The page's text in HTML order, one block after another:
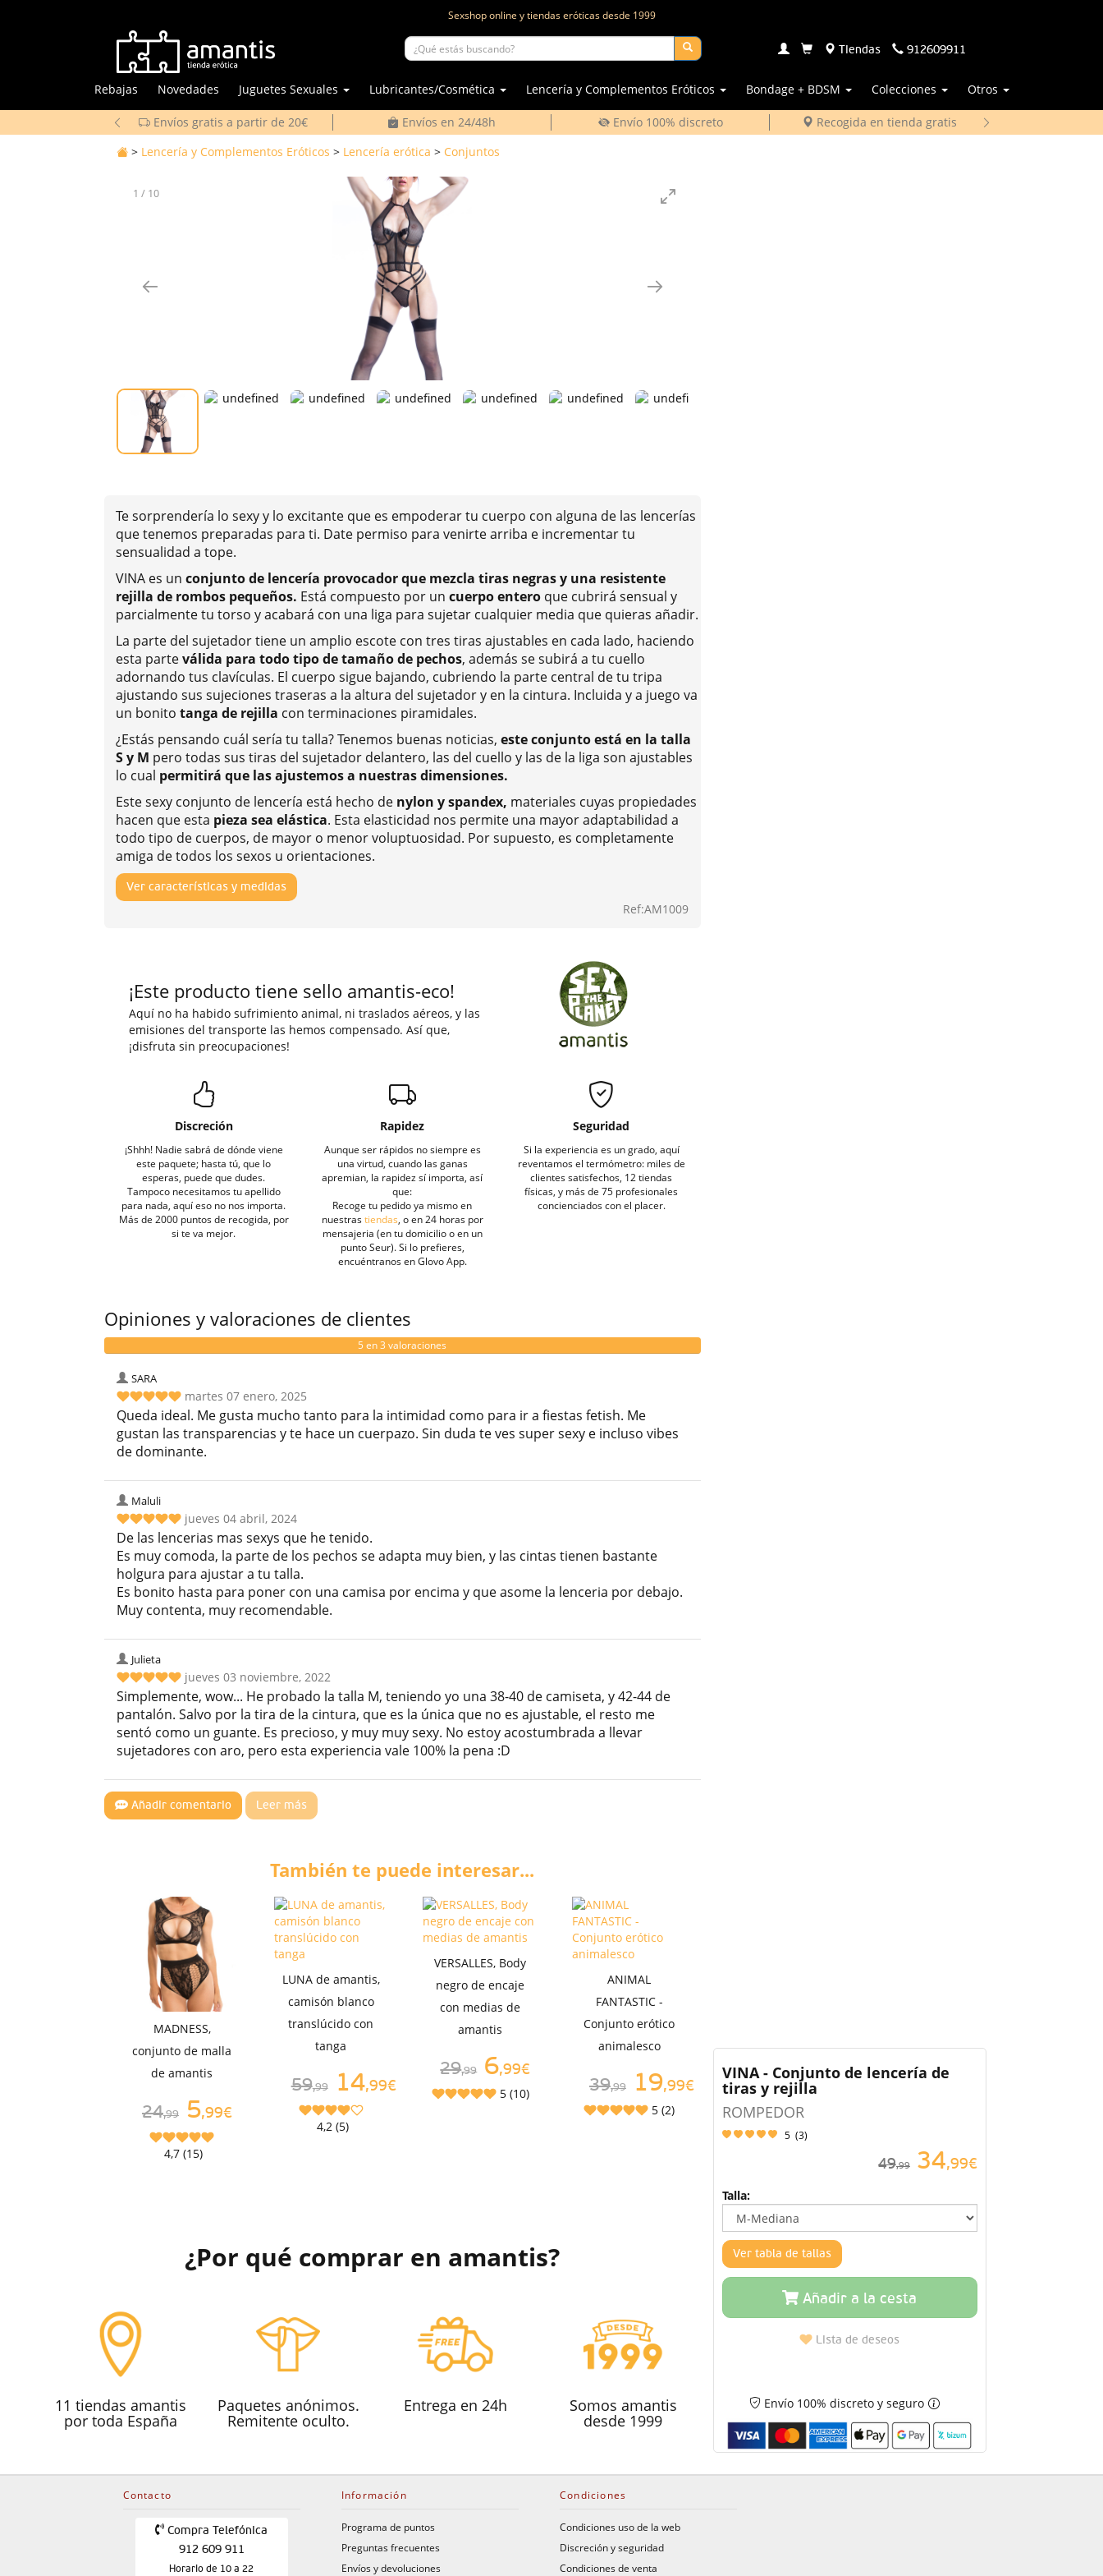
Sexshop online y tiendas eróticas desde 1999
Tiendas 912609911
Rebajas Novedades Juguetes Sexuales Lubricantes/Cosmética Lencería y Complementos Eróticos Bondage + BDSM Colecciones Otros
Envíos gratis a partir de 20€ Envíos en 24/48h Envío 100% discreto
Recogida en tienda gratis
> Lencería y Complementos Eróticos > Lencería erótica > Conjuntos
1 / 10
Te sorprendería lo sexy y lo excitante que es empoderar tu cuerpo con alguna de las lencerías
que tenemos preparadas para ti. Date permiso para venirte arriba e incrementar tu
sensualidad a tope.
VINA es un conjunto de lencería provocador que mezcla tiras negras y una resistente
rejilla de rombos pequeños. Está compuesto por un cuerpo entero que cubrirá sensual y
parcialmente tu torso y acabará con una liga para sujetar cualquier media que quieras añadir.
La parte del sujetador tiene un amplio escote con tres tiras ajustables en cada lado, haciendo
esta parteválida para todo tipo de tamaño de pechos, además se subirá a tu cuello
adornando tus clavículas. El cuerpo sigue bajando, cubriendo la parte central de tu tripa
ajustando sus sujeciones traseras a la altura del sujetador y en la cintura. Incluida y a juego va
un bonito tanga de rejilla con terminaciones piramidales.
¿Estás pensando cuál sería tu talla? Tenemos buenas noticias, este conjunto está en la talla
S y M pero todas sus tiras del sujetador delantero, las del cuello y las de la liga son ajustables
lo cual permitirá que las ajustemos a nuestras dimensiones.
Este sexy conjunto de lencería está hecho de nylon y spandex, materiales cuyas propiedades
hacen que esta pieza sea elástica. Esta elasticidad nos permite una mayor adaptabilidad a
todo tipo de cuerpos, de mayor o menor voluptuosidad. Por supuesto, es completamente
amiga de todos los sexos u orientaciones.
Ver características y medidas
Ref:AM1009
¡Este producto tiene sello amantis-eco!
Aquí no ha habido sufrimiento animal, ni traslados aéreos, y las
emisiones del transporte las hemos compensado. Así que,
¡disfruta sin preocupaciones!
Discreción
¡Shhh! Nadie sabrá de dónde viene
este paquete; hasta tú, que lo
esperas, puede que dudes.
Tampoco necesitamos tu apellido
para nada, aquí eso no nos importa.
Más de 2000 puntos de recogida, por
si te va mejor.
Rapidez
Aunque ser rápidos no siempre es
una virtud, cuando las ganas
apremian, la rapidez sí importa, así
que:
Recoge tu pedido ya mismo en
nuestrastiendas , o en 24 horas por
mensajeria (en tu domicilio o en un
punto Seur). Si lo prefieres,
encuéntranos en Glovo App.
Seguridad
Si la experiencia es un grado, aquí
reventamos el termómetro: miles de
clientes satisfechos, 12 tiendas
físicas, y más de 75 profesionales
concienciados con el placer.
Opiniones y valoraciones de clientes
5 en 3 valoraciones
SARA
martes 07 enero, 2025
Queda ideal. Me gusta mucho tanto para la intimidad como para ir a fiestas fetish. Me
gustan las transparencias y te hace un cuerpazo. Sin duda te ves super sexy e incluso vibes
de dominante.
Maluli
jueves 04 abril, 2024
De las lencerias mas sexys que he tenido.
Es muy comoda, la parte de los pechos se adapta muy bien, y las cintas tienen bastante
holgura para ajustar a tu talla.
Es bonito hasta para poner con una camisa por encima y que asome la lenceria por debajo.
Muy contenta, muy recomendable.
Julieta
jueves 03 noviembre, 2022
Simplemente, wow... He probado la talla M, teniendo yo una 38-40 de camiseta, y 42-44 de
pantalón. Salvo por la tira de la cintura, que es la única que no es ajustable, el resto me
sentó como un guante. Es precioso, y muy muy sexy. No estoy acostumbrada a llevar
sujetadores con aro, pero esta experiencia vale 100% la pena :D
Añadir comentario Leer más
También te puede interesar...
MADNESS,
conjunto de malla
de amantis
24,99 5,99€
4,7 (15)
LUNA de amantis,
camisón blanco
translúcido con
tanga
59,99 14,99€
4,2 (5)
VERSALLES, Body
negro de encaje
con medias de
amantis
29,99 6,99€
5 (10)
ANIMAL
FANTASTIC -
Conjunto erótico
animalesco
39,99 19,99€
5 (2)
VINA - Conjunto de lencería de
tiras y rejilla
ROMPEDOR
5(3)
49,99 34,99€
Talla:
Ver tabla de tallas
Añadir a la cesta
Lista de deseos
Envío 100% discreto y seguro
¿Por qué comprar en amantis?
11 tiendas amantis
por toda España
Paquetes anónimos.
Remitente oculto.
Entrega en 24h Somos amantis
desde 1999
Contacto
Compra Telefónica
912 609 911
Horario de 10 a 22
Información
Programa de puntos
Preguntas frecuentes
Envíos y devoluciones
Condiciones
Condiciones uso de la web
Discreción y seguridad
Condiciones de venta